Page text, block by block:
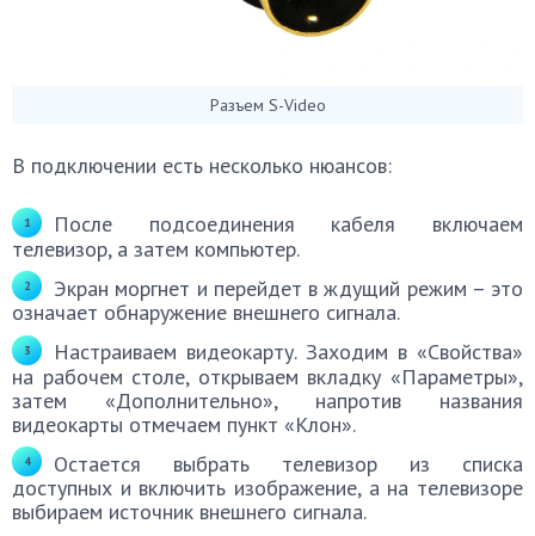
Разъем S-Video
В подключении есть несколько нюансов:
После подсоединения кабеля включаем
телевизор, а затем компьютер.
Экран моргнет и перейдет в ждущий режим – это
означает обнаружение внешнего сигнала.
Настраиваем видеокарту. Заходим в «Свойства»
на рабочем столе, открываем вкладку «Параметры»,
затем «Дополнительно», напротив названия
видеокарты отмечаем пункт «Клон».
Остается выбрать телевизор из списка
доступных и включить изображение, а на телевизоре
выбираем источник внешнего сигнала.